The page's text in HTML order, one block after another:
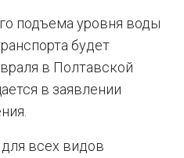
подъема уровня воды
будет
в Полтавской
в заявлении
всех видов